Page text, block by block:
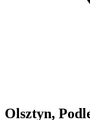
Olsztyn,